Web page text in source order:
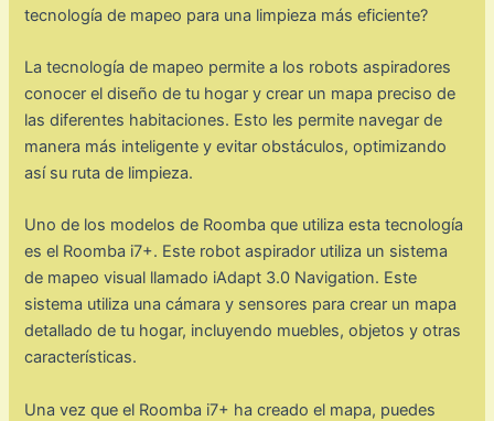
tecnología de mapeo para una limpieza más eficiente?
La tecnología de mapeo permite a los robots aspiradores
conocer el diseño de tu hogar y crear un mapa preciso de
las diferentes habitaciones. Esto les permite navegar de
manera más inteligente y evitar obstáculos, optimizando
así su ruta de limpieza.
Uno de los modelos de Roomba que utiliza esta tecnología
es el Roomba i7+. Este robot aspirador utiliza un sistema
de mapeo visual llamado iAdapt 3.0 Navigation. Este
sistema utiliza una cámara y sensores para crear un mapa
detallado de tu hogar, incluyendo muebles, objetos y otras
características.
Una vez que el Roomba i7+ ha creado el mapa, puedes